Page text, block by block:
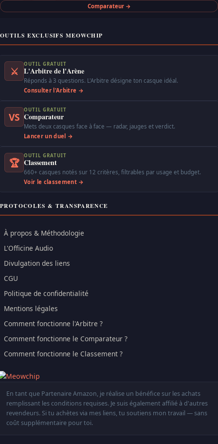
Comparateur →
OUTILS EXCLUSIFS MEOWCHIP
⚔
OUTIL GRATUIT
L'Arbitre de l'Arène
Réponds à 3 questions. L'Arbitre désigne ton casque idéal.
Consulter l'Arbitre →
VS
OUTIL GRATUIT
Comparateur
Mets deux casques face à face — radar, jauges et verdict.
Lancer un duel →
🏆
OUTIL GRATUIT
Classement
660+ casques notés sur 12 critères, filtrables par usage et budget.
Voir le classement →
PROTOCOLES & TRANSPARENCE
À propos & Méthodologie
L'Officine Audio
Divulgation des liens
CGU
Politique de confidentialité
Mentions légales
Comment fonctionne l'Arbitre ?
Comment fonctionne le Comparateur ?
Comment fonctionne le Classement ?
En tant que Partenaire Amazon, je réalise un bénéfice sur les achats
remplissant les conditions requises. Je suis également affilié à d'autres
revendeurs. Si tu achètes via mes liens, tu soutiens mon travail — sans
coût supplémentaire pour toi.